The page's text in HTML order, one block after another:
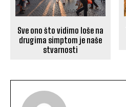
Sve ono što vidimo loše na
drugima simptom je naše
stvarnosti